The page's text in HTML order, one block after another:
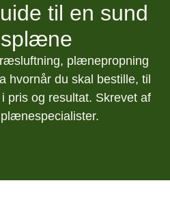
til en sund
plænepropning
du skal bestille, til
pris og resultat. Skrevet af